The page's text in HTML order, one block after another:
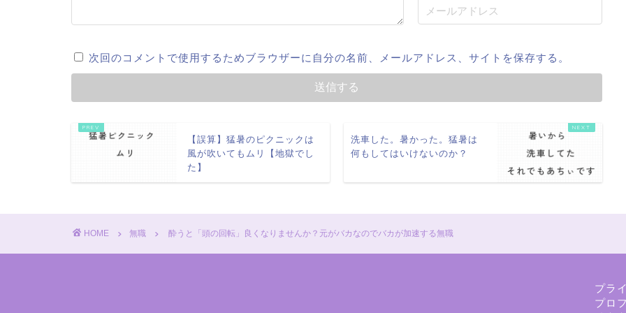
次回のコメントで使用するためブラウザーに自分の名前、メールアドレス、サイトを保存する。
【誤算】猛暑のピクニックは
風が吹いてもムリ【地獄でし
た】
洗車した。暑かった。猛暑は
何もしてはいけないのか？
HOME 無職 酔うと「頭の回転」良くなりませんか？元がバカなのでバカが加速する無職
プラ
プロ